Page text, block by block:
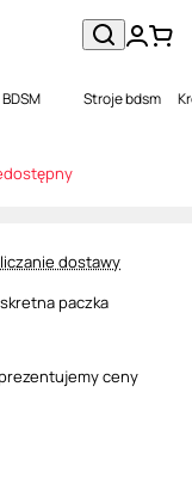
Stroje bdsm
dostawy
paczka
ceny